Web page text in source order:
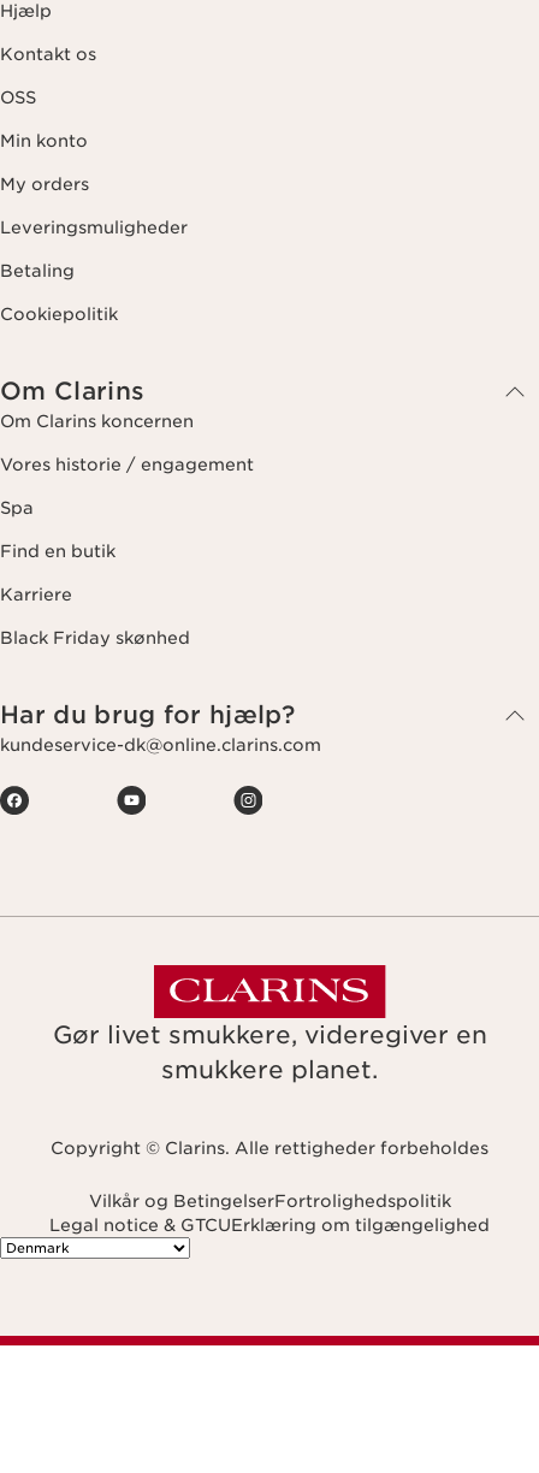
Hjælp
Kontakt os
OSS
Min konto
My orders
Leveringsmuligheder
Betaling
Cookiepolitik
Om Clarins
Om Clarins koncernen
Vores historie / engagement
Spa
Find en butik
Karriere
Black Friday skønhed
Har du brug for hjælp?
kundeservice-dk@online.clarins.com
Gør livet smukkere, videregiver en
smukkere planet.
Copyright © Clarins. Alle rettigheder forbeholdes
Vilkår og BetingelserFortrolighedspolitik
Legal notice & GTCUErklæring om tilgængelighed
Navigates to